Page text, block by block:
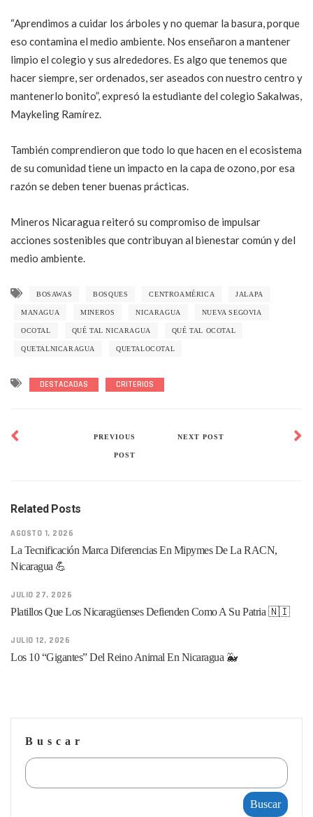
“Aprendimos a cuidar los árboles y no quemar la basura, porque
eso contamina el medio ambiente. Nos enseñaron a mantener
limpio el colegio y sus alrededores. Es algo que tenemos que
hacer siempre, ser ordenados, ser aseados con nuestro centro y
mantenerlo bonito”, expresó la estudiante del colegio Sakalwas,
Maykeling Ramírez.
También comprendieron que todo lo que hacen en el ecosistema
de su comunidad tiene un impacto en la capa de ozono, por esa
razón se deben tener buenas prácticas.
Mineros Nicaragua reiteró su compromiso de impulsar
acciones sostenibles que contribuyan al bienestar común y del
medio ambiente.
BOSAWAS BOSQUES CENTROAMÉRICA JALAPA
MANAGUA MINEROS NICARAGUA NUEVA SEGOVIA
OCOTAL QUÉ TAL NICARAGUA QUÉ TAL OCOTAL
QUETALNICARAGUA QUETALOCOTAL
DESTACADAS CRITERIOS
PREVIOUS
POST
NEXT POST
Related Posts
AGOSTO 1, 2026
La Tecnificación Marca Diferencias En Mipymes De La RACN,
Nicaragua 💪
JULIO 27, 2026
Platillos Que Los Nicaragüenses Defienden Como A Su Patria 🇳🇮
JULIO 12, 2026
Los 10 “gigantes” Del Reino Animal En Nicaragua 🐳
Buscar
Buscar